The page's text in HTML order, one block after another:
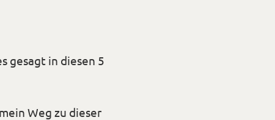
gesagt in diesen 5
Weg zu dieser